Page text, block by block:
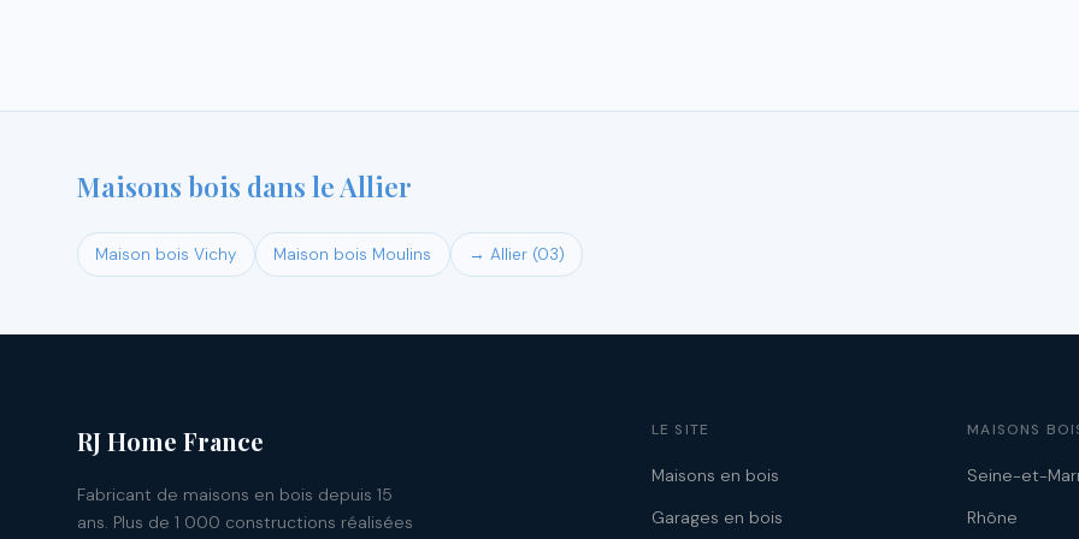
Maisons bois dans le Allier
Maison bois Vichy Maison bois Moulins → Allier (03)
RJ Home France
Fabricant de maisons en bois depuis 15
ans. Plus de 1 000 constructions réalisées
LE SITE
Maisons en bois
Garages en bois
MAISONS
Seine-et-
Rhône